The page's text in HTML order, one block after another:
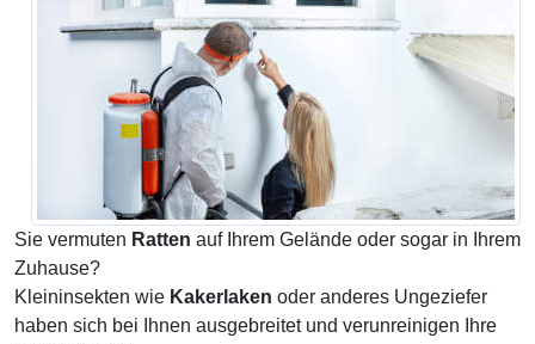
Sie vermuten Ratten auf Ihrem Gelände oder sogar in Ihrem
Zuhause?
Kleininsekten wie Kakerlaken oder anderes Ungeziefer
haben sich bei Ihnen ausgebreitet und verunreinigen Ihre